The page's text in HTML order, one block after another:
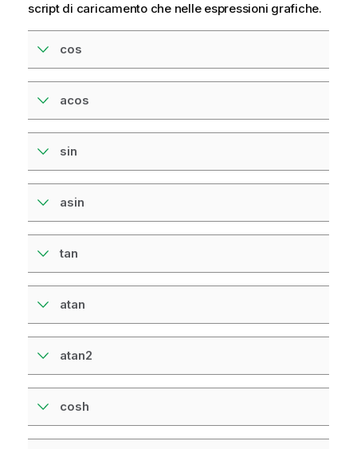
script di caricamento che nelle espressioni grafiche.
cos
acos
sin
asin
tan
atan
atan2
cosh